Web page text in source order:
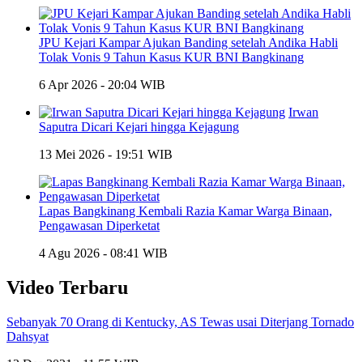
JPU Kejari Kampar Ajukan Banding setelah Andika Habli
Tolak Vonis 9 Tahun Kasus KUR BNI Bangkinang
6 Apr 2026 - 20:04 WIB
Irwan
Saputra Dicari Kejari hingga Kejagung
13 Mei 2026 - 19:51 WIB
Lapas Bangkinang Kembali Razia Kamar Warga Binaan,
Pengawasan Diperketat
4 Agu 2026 - 08:41 WIB
Video Terbaru
Sebanyak 70 Orang di Kentucky, AS Tewas usai Diterjang Tornado
Dahsyat